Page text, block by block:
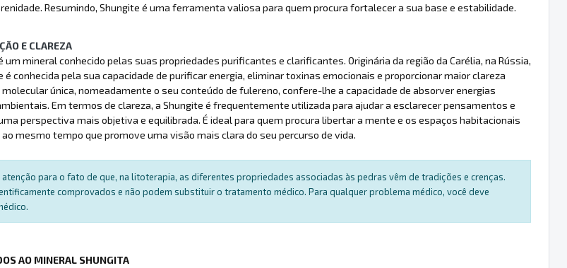
Resumindo, Shungite é uma ferramenta valiosa para quem procura fortalecer a sua base e estabilidade.
E CLAREZA
um mineral conhecido pelas suas propriedades purificantes e clarificantes. Originária da região da Carélia, na Rússia,
é conhecida pela sua capacidade de purificar energia, eliminar toxinas emocionais e proporcionar maior clareza
única, nomeadamente o seu conteúdo de fulereno, confere-lhe a capacidade de absorver energias
Em termos de clareza, a Shungite é frequentemente utilizada para ajudar a esclarecer pensamentos e
perspectiva mais objetiva e equilibrada. É ideal para quem procura libertar a mente e os espaços habitacionais
mesmo tempo que promove uma visão mais clara do seu percurso de vida.
atenção para o fato de que, na litoterapia, as diferentes propriedades associadas às pedras vêm de tradições e crenças.
comprovados e não podem substituir o tratamento médico. Para qualquer problema médico, você deve
AO MINERAL SHUNGITA